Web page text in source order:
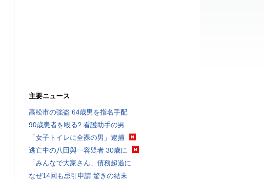
主要ニュース
高松市の強盗 64歳男を指名手配
90歳患者を殴る? 看護助手の男
「女子トイレに全裸の男」逮捕
逃亡中の八田與一容疑者 30歳に
「みんなで大家さん」債務超過に
なぜ14回も忌引申請 驚きの結末